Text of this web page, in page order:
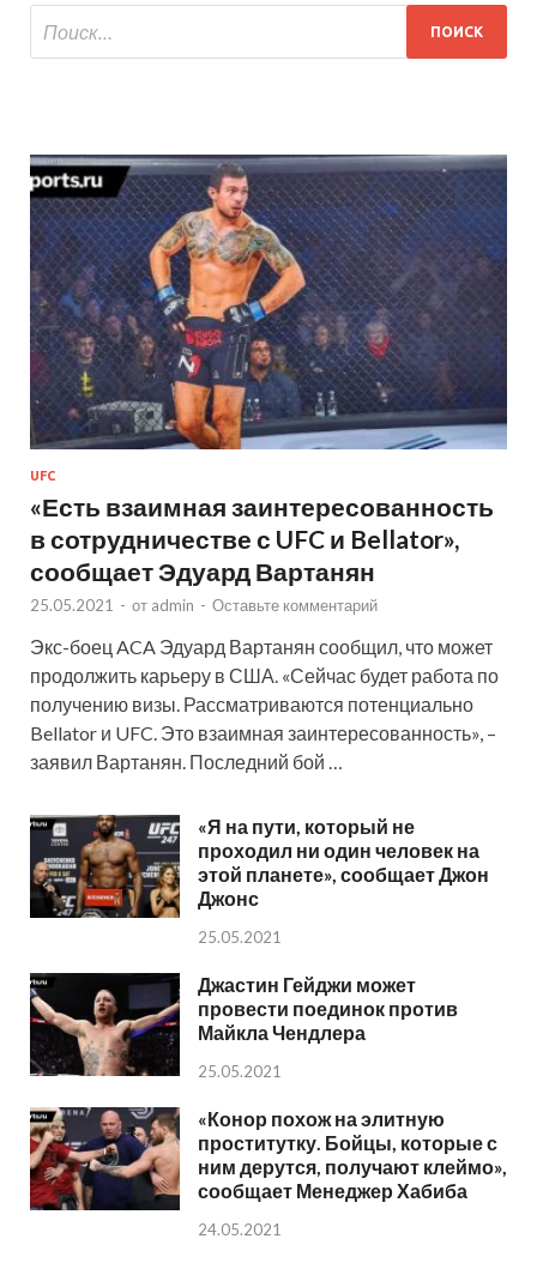
UFC
«Есть взаимная заинтересованность
в сотрудничестве с UFC и Bellator»,
сообщает Эдуард Вартанян
25.05.2021 - от admin - Оставьте комментарий
Экс-боец ACA Эдуард Вартанян сообщил, что может
продолжить карьеру в США. «Сейчас будет работа по
получению визы. Рассматриваются потенциально
Bellator и UFC. Это взаимная заинтересованность», –
заявил Вартанян. Последний бой …
«Я на пути, который не
проходил ни один человек на
этой планете», сообщает Джон
Джонс
25.05.2021
Джастин Гейджи может
провести поединок против
Майкла Чендлера
25.05.2021
«Конор похож на элитную
проститутку. Бойцы, которые с
ним дерутся, получают клеймо»,
сообщает Менеджер Хабиба
24.05.2021